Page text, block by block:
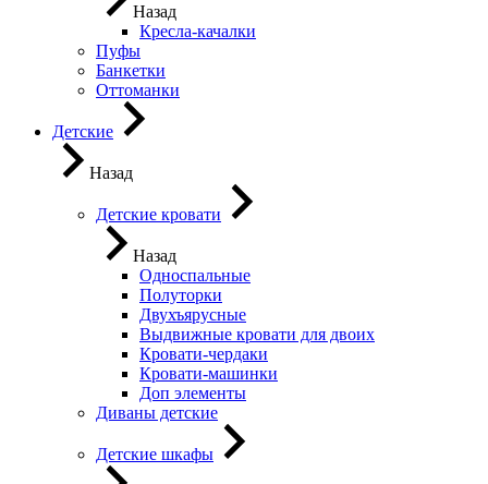
Назад
Кресла-качалки
Пуфы
Банкетки
Оттоманки
Детские
Назад
Детские кровати
Назад
Односпальные
Полуторки
Двухъярусные
Выдвижные кровати для двоих
Кровати-чердаки
Кровати-машинки
Доп элементы
Диваны детские
Детские шкафы